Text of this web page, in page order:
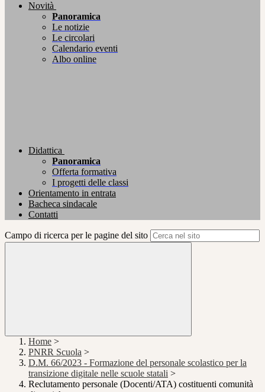
Novità
Panoramica
Le notizie
Le circolari
Calendario eventi
Albo online
Didattica
Panoramica
Offerta formativa
I progetti delle classi
Orientamento in entrata
Bacheca sindacale
Contatti
Campo di ricerca per le pagine del sito
Home >
PNRR Scuola >
D.M. 66/2023 - Formazione del personale scolastico per la
transizione digitale nelle scuole statali >
Reclutamento personale (Docenti/ATA) costituenti comunità